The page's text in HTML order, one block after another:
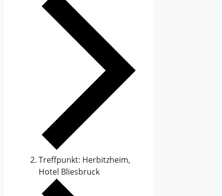
Treffpunkt: Herbitzheim,
Hotel Bliesbruck